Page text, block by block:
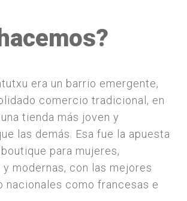
era un barrio emergente,
comercio tradicional, en
tienda más joven y
las demás. Esa fue la apuesta
para mujeres,
modernas, con las mejores
nacionales como francesas e